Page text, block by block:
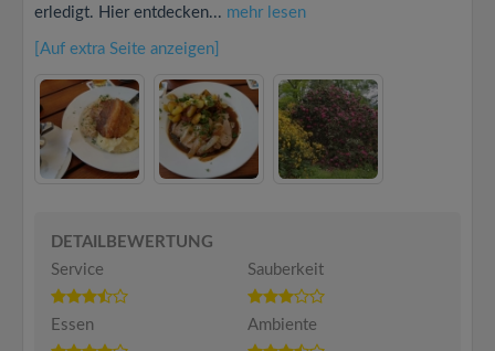
erledigt. Hier entdecken... mehr lesen
[Auf extra Seite anzeigen]
DETAILBEWERTUNG
Service
Sauberkeit
Essen Ambiente